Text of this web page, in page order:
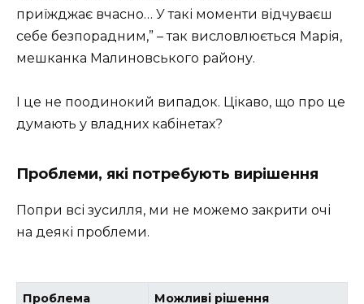
приїжджає вчасно… У такі моменти відчуваєш
себе безпорадним,” – так висловлюється Марія,
мешканка Малиновського району.
І це не поодинокий випадок. Цікаво, що про це
думають у владних кабінетах?
Проблеми, які потребують вирішення
Попри всі зусилля, ми не можемо закрити очі
на деякі проблеми.
Проблема Можливі рішення